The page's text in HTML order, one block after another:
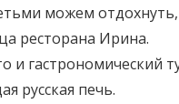
можем
ресторана Ирина.
и гастрономический
русская печь.